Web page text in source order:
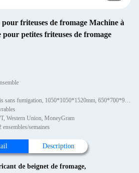
friteuses de fromage Machine à
petites friteuses de fromage
Détails d'emballage: boîte en bois sans fumigation, 1050*1050*1520mm, 650*700*900mm
Western Union, MoneyGram
semaines
Description
de beignet de fromage,